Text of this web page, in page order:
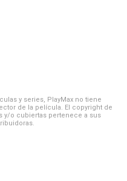
y series, PlayMax no tiene
de la película. El copyright de
y/o cubiertas pertenece a sus